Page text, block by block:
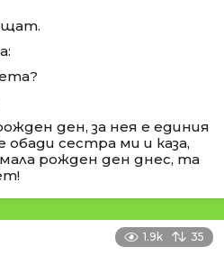
ден, за нея е единия
сестра ми и каза,
рожден ден днес, та
1.9k 35